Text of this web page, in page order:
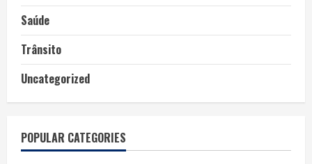
Saúde
Trânsito
Uncategorized
POPULAR CATEGORIES